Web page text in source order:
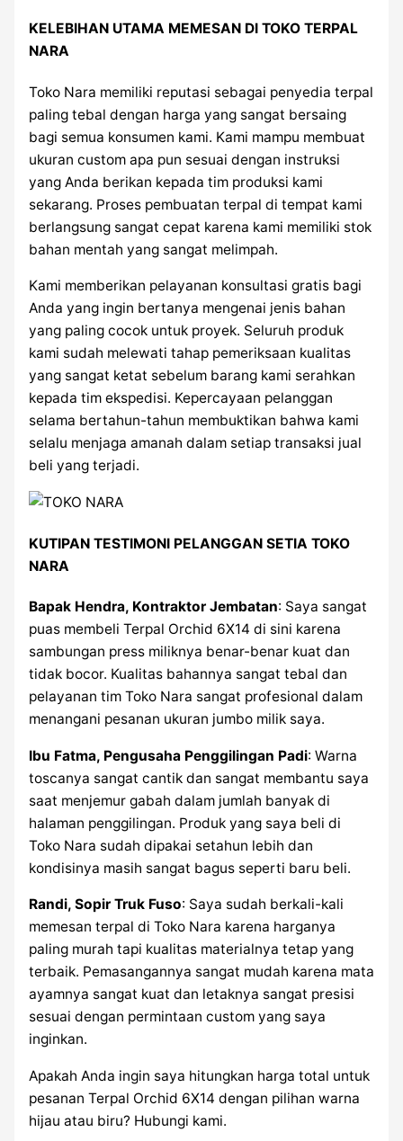
KELEBIHAN UTAMA MEMESAN DI TOKO TERPAL
NARA
Toko Nara memiliki reputasi sebagai penyedia terpal
paling tebal dengan harga yang sangat bersaing
bagi semua konsumen kami. Kami mampu membuat
ukuran custom apa pun sesuai dengan instruksi
yang Anda berikan kepada tim produksi kami
sekarang. Proses pembuatan terpal di tempat kami
berlangsung sangat cepat karena kami memiliki stok
bahan mentah yang sangat melimpah.
Kami memberikan pelayanan konsultasi gratis bagi
Anda yang ingin bertanya mengenai jenis bahan
yang paling cocok untuk proyek. Seluruh produk
kami sudah melewati tahap pemeriksaan kualitas
yang sangat ketat sebelum barang kami serahkan
kepada tim ekspedisi. Kepercayaan pelanggan
selama bertahun-tahun membuktikan bahwa kami
selalu menjaga amanah dalam setiap transaksi jual
beli yang terjadi.
KUTIPAN TESTIMONI PELANGGAN SETIA TOKO
NARA
Bapak Hendra, Kontraktor Jembatan: Saya sangat
puas membeli Terpal Orchid 6X14 di sini karena
sambungan press miliknya benar-benar kuat dan
tidak bocor. Kualitas bahannya sangat tebal dan
pelayanan tim Toko Nara sangat profesional dalam
menangani pesanan ukuran jumbo milik saya.
Ibu Fatma, Pengusaha Penggilingan Padi: Warna
toscanya sangat cantik dan sangat membantu saya
saat menjemur gabah dalam jumlah banyak di
halaman penggilingan. Produk yang saya beli di
Toko Nara sudah dipakai setahun lebih dan
kondisinya masih sangat bagus seperti baru beli.
Randi, Sopir Truk Fuso: Saya sudah berkali-kali
memesan terpal di Toko Nara karena harganya
paling murah tapi kualitas materialnya tetap yang
terbaik. Pemasangannya sangat mudah karena mata
ayamnya sangat kuat dan letaknya sangat presisi
sesuai dengan permintaan custom yang saya
inginkan.
Apakah Anda ingin saya hitungkan harga total untuk
pesanan Terpal Orchid 6X14 dengan pilihan warna
hijau atau biru? Hubungi kami.